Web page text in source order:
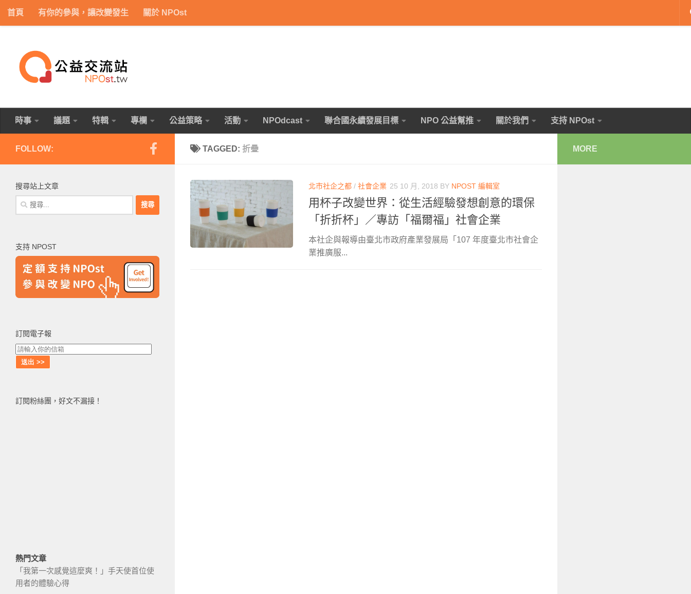
Skip to content
首頁 有你的參與，讓改變發生 關於 NPOst
時事 議題 特輯 專欄 公益策略 活動 NPOdcast 聯合國永續發展目標 NPO 公益幫推 關於我們 支持 NPOst
TAGGED: 折疊
北市社企之都 / 社會企業 25 10 月, 2018 BY NPOST 編輯室
用杯子改變世界：從生活經驗發想創意的環保
「折折杯」／專訪「福爾福」社會企業
本社企與報導由臺北市政府產業發展局「107 年度臺北市社會企
業推廣服...
FOLLOW:
搜尋站上文章
搜
尋
字:
支持 NPOST
訂閱電子報
訂閱粉絲團，好文不漏接！
熱門文章
「我第一次感覺這麼爽！」手天使首位使
用者的體驗心得
MORE